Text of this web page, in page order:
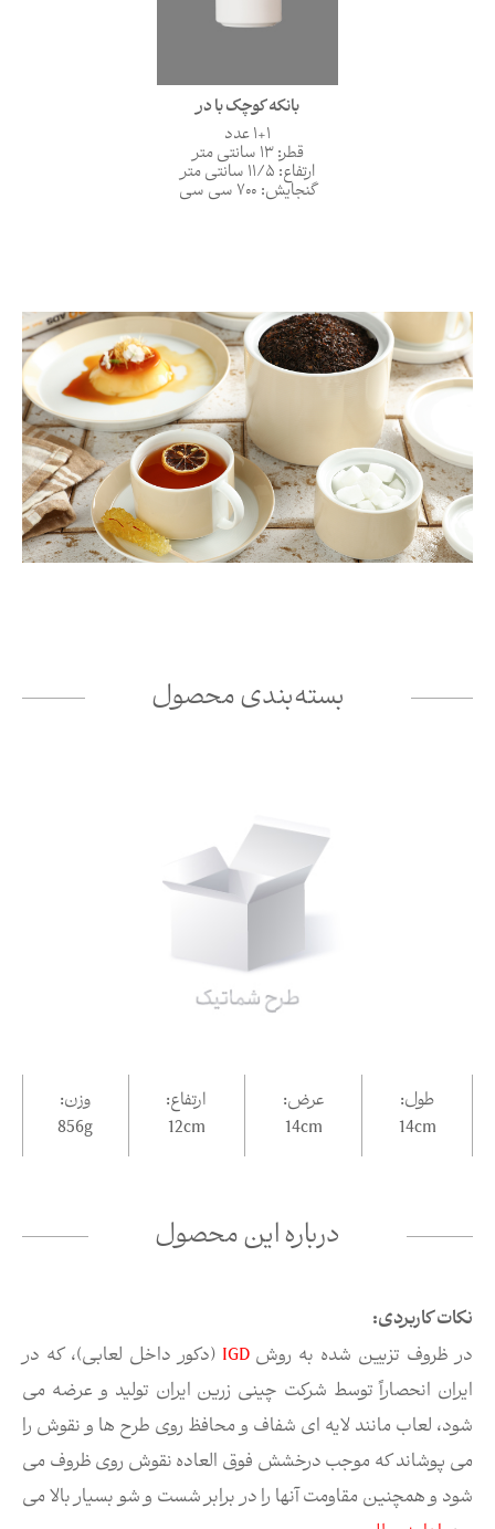
بانکه کوچک با در
1+1 عدد
قطر: 13 سانتی متر
ارتفاع: 11/5 سانتی متر
گنجایش: 700 سی سی
درباره این محصول
نکات کاربردی:
در ظروف تزیین شده به روشIGD (دکور داخل لعابی)، که در
ایران انحصاراً توسط شرکت چینی زرین ایران تولید و عرضه می
شود، لعاب مانند لایه ای شفاف و محافظ روی طرح ها و نقوش را
می پوشاند که موجب درخشش فوق العاده نقوش روی ظروف می
شود و همچنین مقاومت آنها را در برابر شست و شو بسیار بالا می
بسته‌بندی محصول
طول:
14cm
عرض:
14cm
ارتفاع:
12cm
وزن:
856g